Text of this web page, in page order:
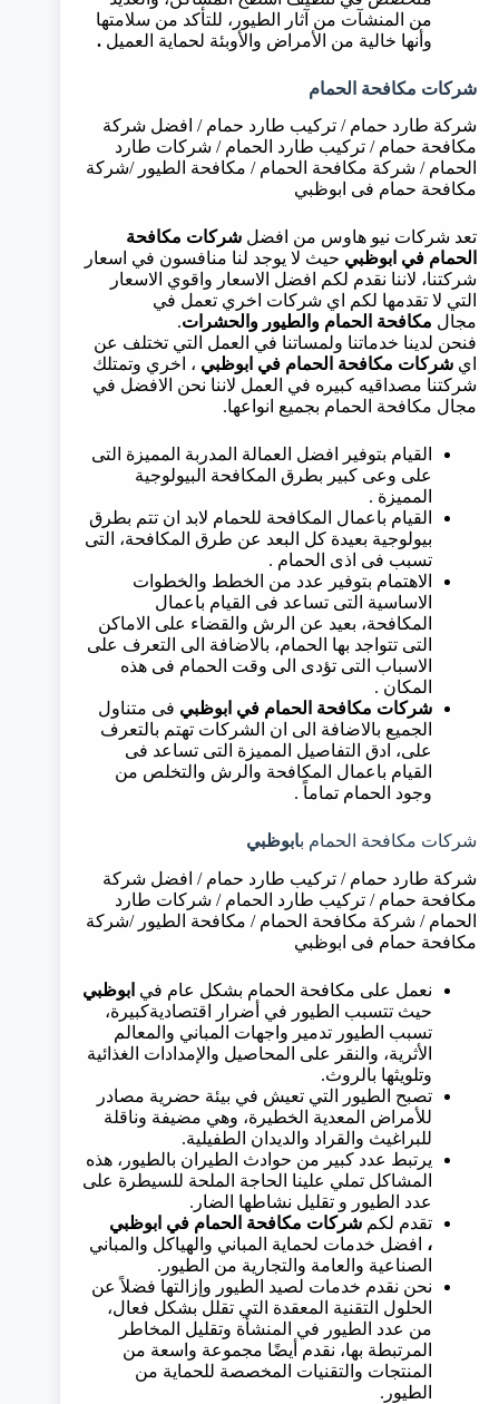
من المنشآت من آثار الطيور، للتأكد من سلامتها
وأنها خالية من الأمراض والأوبئة لحماية العميل .
شركات مكافحة الحمام
شركة طارد حمام / تركيب طارد حمام / افضل شركة
مكافحة حمام / تركيب طارد الحمام / شركات طارد
الحمام / شركة مكافحة الحمام / مكافحة الطيور /شركة
مكافحة حمام فى ابوظبي
تعد شركات نيو هاوس من افضل شركات مكافحة
الحمام في ابوظبي حيث لا يوجد لنا منافسون في اسعار
شركتنا، لاننا نقدم لكم افضل الاسعار واقوي الاسعار
التي لا تقدمها لكم اي شركات اخري تعمل في
مجال مكافحة الحمام والطيور والحشرات.
فنحن لدينا خدماتنا ولمساتنا في العمل التي تختلف عن
اي شركات مكافحة الحمام في ابوظبي ، اخري وتمتلك
شركتنا مصداقيه كبيره في العمل لاننا نحن الافضل في
مجال مكافحة الحمام بجميع انواعها.
القيام بتوفير افضل العمالة المدربة المميزة التى
على وعى كبير بطرق المكافحة البيولوجية
المميزة .
القيام باعمال المكافحة للحمام لابد ان تتم بطرق
بيولوجية بعيدة كل البعد عن طرق المكافحة، التى
تسبب فى اذى الحمام .
الاهتمام بتوفير عدد من الخطط والخطوات
الاساسية التى تساعد فى القيام باعمال
المكافحة، بعيد عن الرش والقضاء على الاماكن
التى تتواجد بها الحمام، بالاضافة الى التعرف على
الاسباب التى تؤدى الى وقت الحمام فى هذه
المكان .
شركات مكافحة الحمام في ابوظبي فى متناول
الجميع بالاضافة الى ان الشركات تهتم بالتعرف
على، ادق التفاصيل المميزة التى تساعد فى
القيام باعمال المكافحة والرش والتخلص من
وجود الحمام تماماً .
شركات مكافحة الحمام بابوظبي
شركة طارد حمام / تركيب طارد حمام / افضل شركة
مكافحة حمام / تركيب طارد الحمام / شركات طارد
الحمام / شركة مكافحة الحمام / مكافحة الطيور /شركة
مكافحة حمام فى ابوظبي
نعمل على مكافحة الحمام بشكل عام في ابوظبي
حيث تتسبب الطيور في أضرار اقتصاديةكبيرة،
تسبب الطيور تدمير واجهات المباني والمعالم
الأثرية، والنقر على المحاصيل والإمدادات الغذائية
وتلويثها بالروث.
تصبح الطيور التي تعيش في بيئة حضرية مصادر
للأمراض المعدية الخطيرة، وهي مضيفة وناقلة
للبراغيث والقراد والديدان الطفيلية.
يرتبط عدد كبير من حوادث الطيران بالطيور، هذه
المشاكل تملي علينا الحاجة الملحة للسيطرة على
عدد الطيور و تقليل نشاطها الضار.
تقدم لكم شركات مكافحة الحمام في ابوظبي
، افضل خدمات لحماية المباني والهياكل والمباني
الصناعية والعامة والتجارية من الطيور.
نحن نقدم خدمات لصيد الطيور وإزالتها فضلاً عن
الحلول التقنية المعقدة التي تقلل بشكل فعال،
من عدد الطيور في المنشأة وتقليل المخاطر
المرتبطة بها، نقدم أيضًا مجموعة واسعة من
المنتجات والتقنيات المخصصة للحماية من
الطيور.